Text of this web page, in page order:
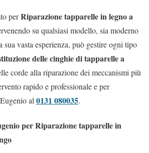
perRiparazione tapparelle in legno a
su qualsiasi modello, sia moderno
sua vasta esperienza, può gestire ogni tipo
delle cinghie di tapparelle a
corde alla riparazione dei meccanismi più
rapido e professionale e per
al0131 080035.
per Riparazione tapparelle in